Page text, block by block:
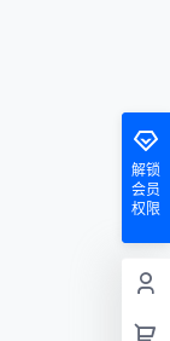
解锁
会员
权限